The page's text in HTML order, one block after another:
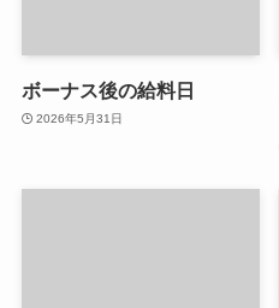
ボーナス後の給料日
2026年5月31日